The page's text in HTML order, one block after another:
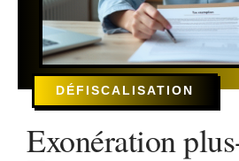
DÉFISCALISATION
Exonération